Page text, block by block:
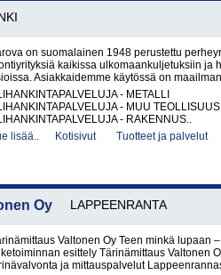
on suomalainen 1948 perustettu
kaikissa ulkomaankuljetuksiin ja
Asiakkaidemme käytössä on
- METALLI
- MUU TEOLLISUUS
- RAKENNUS..
lisää..
Kotisivut Tuotteet ja palvelut
Oy LAPPEENRANTA
Valtonen Oy Teen minkä lupaan
esittely Tärinämittaus Valtonen
ja mittauspalvelut